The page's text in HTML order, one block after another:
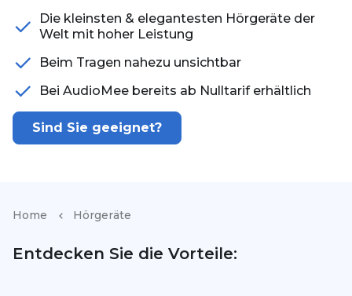
Die kleinsten & elegantesten Hörgeräte der
Welt mit hoher Leistung
Beim Tragen nahezu unsichtbar
Bei AudioMee bereits ab Nulltarif erhältlich
Sind Sie geeignet?
Home Hörgeräte
Entdecken Sie die Vorteile: